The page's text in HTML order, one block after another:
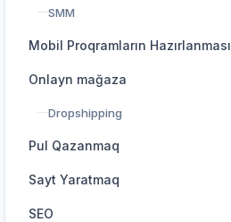
SMM
Mobil Proqramların Hazırlanması
Onlayn mağaza
Dropshipping
Pul Qazanmaq
Sayt Yaratmaq
SEO